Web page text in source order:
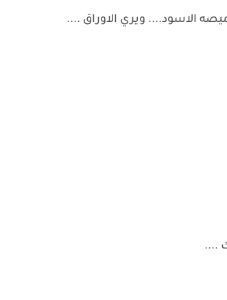
الاسود.... ويري الاوراق ....
....